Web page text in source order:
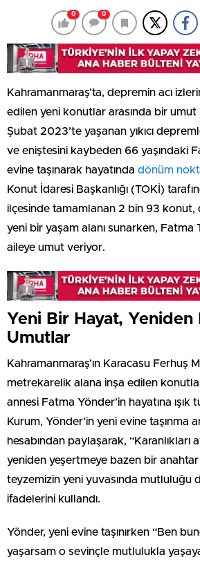
0 0
Kahramanmaraş’ta, depremin acı
edilen yeni konutlar arasında bir
Şubat 2023’te yaşanan yıkıcı
ve eniştesini kaybeden 66 yaşındaki
evine taşınarak hayatında dönüm
Konut İdaresi Başkanlığı (TOKİ)
ilçesinde tamamlanan 2 bin 93
yeni bir yaşam alanı sunarken, Fatma
aileye umut veriyor.
Yeni Bir Hayat, Yeniden
Umutlar
Kahramanmaraş’ın Karacasu Ferhuş
metrekarelik alana inşa edilen
annesi Fatma Yönder’in hayatına ışık
Kurum, Yönder’in yeni evine taşınma
hesabından paylaşarak, “Karanlıkları
yeniden yeşertmeye bazen bir
teyzemizin yeni yuvasında mutluluğu
ifadelerini kullandı.
Yönder, yeni evine taşınırken “Ben
yaşarsam o sevinçle mutlulukla